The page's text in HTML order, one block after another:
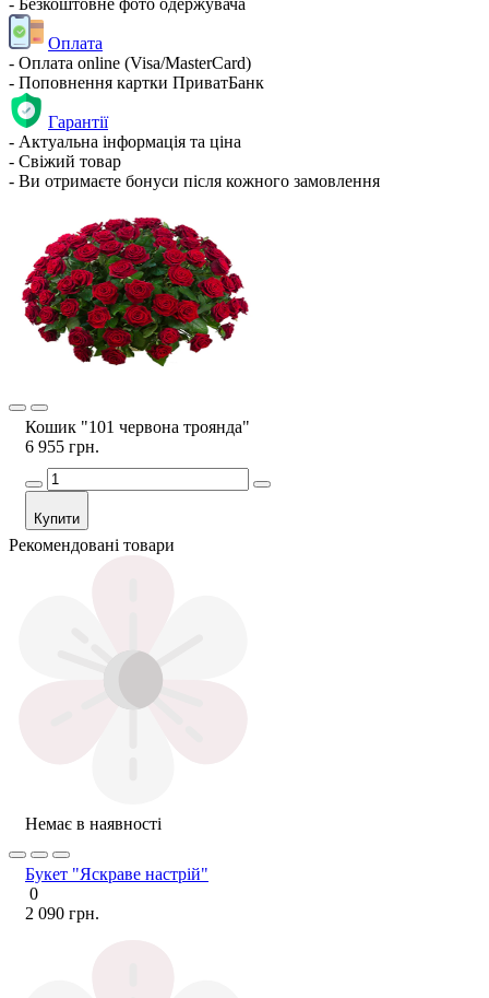
Оплата
- Оплата online (Visa/MasterCard)
- Поповнення картки ПриватБанк
Гарантії
- Актуальна інформація та ціна
- Свіжий товар
- Ви отримаєте бонуси після кожного замовлення
Кошик "101 червона троянда"
6 955 грн.
Купити
Рекомендовані товари
Немає в наявності
Букет "Яскраве настрій"
0
2 090 грн.